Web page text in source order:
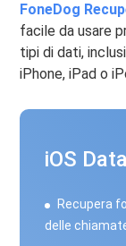
FoneDog
facile da usare
tipi di dati,
iPhone, iPad o
iOS
Recupera
delle